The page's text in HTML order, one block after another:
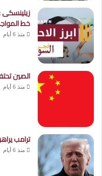
زيلينسكى
خط
منذ 6 أيام
الصين تحتفل
منذ 6 أيام
ترامب
منذ 6 أيام